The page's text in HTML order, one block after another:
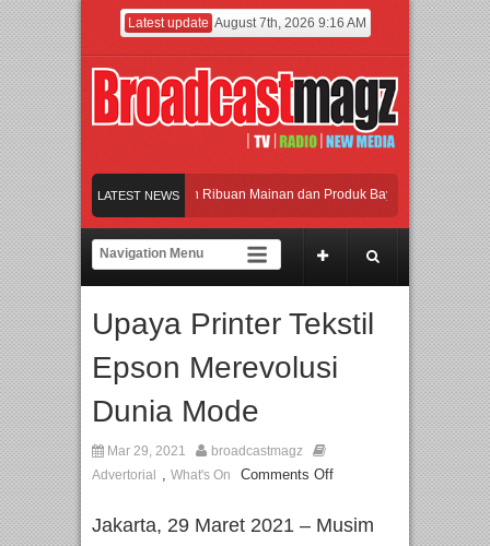
Latest update August 7th, 2026 9:16 AM
LATEST NEWS
Jakarta dengan Ribuan Mainan dan Produk Bayi dari Seluruh Dunia,
Gerbang Inovasi dan Peluang Bisnis Industri Gifts dan Housewares Asia
Perpaduan Warisan Dan Semangat Lokal, BIRKENSTOCK INDONESIA
Jakarta dengan Ribuan Mainan dan Produk Bayi dari Seluruh Dunia,
Upaya Printer Tekstil
Epson Merevolusi
Dunia Mode
Mar 29, 2021
broadcastmagz
Advertorial
, What's On Comments Off
Jakarta, 29 Maret 2021 – Musim